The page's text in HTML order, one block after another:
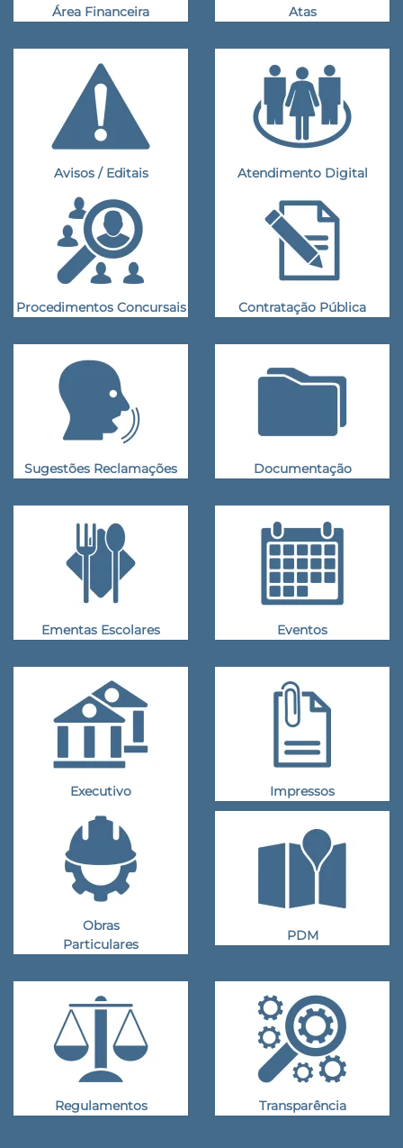
Área Financeira Atas
Avisos / Editais Atendimento Digital
Procedimentos Concursais Contratação Pública
Sugestões Reclamações Documentação
Ementas Escolares Eventos
Executivo Impressos
Obras
Particulares
PDM
Regulamentos Transparência